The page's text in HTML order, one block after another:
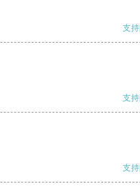
支持
支持
支持